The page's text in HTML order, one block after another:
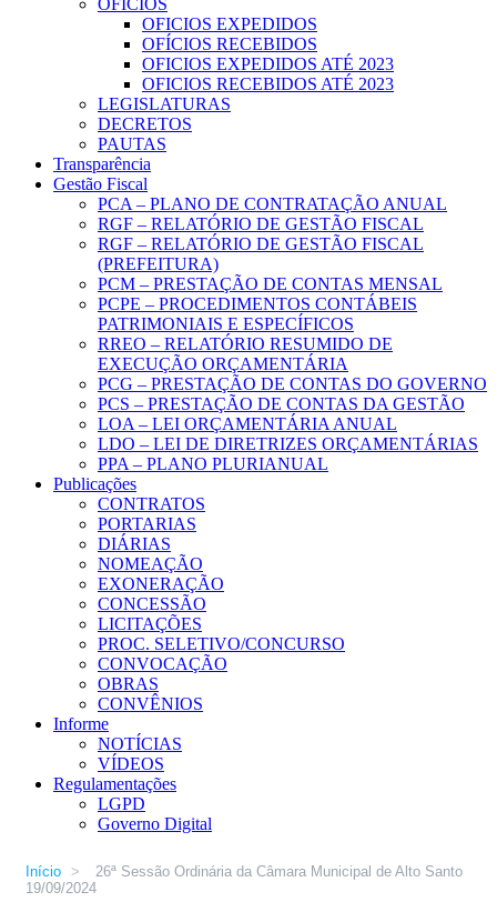
OFICIOS
OFICIOS EXPEDIDOS
OFÍCIOS RECEBIDOS
OFICIOS EXPEDIDOS ATÉ 2023
OFICIOS RECEBIDOS ATÉ 2023
LEGISLATURAS
DECRETOS
PAUTAS
Transparência
Gestão Fiscal
PCA – PLANO DE CONTRATAÇÃO ANUAL
RGF – RELATÓRIO DE GESTÃO FISCAL
RGF – RELATÓRIO DE GESTÃO FISCAL
(PREFEITURA)
PCM – PRESTAÇÃO DE CONTAS MENSAL
PCPE – PROCEDIMENTOS CONTÁBEIS
PATRIMONIAIS E ESPECÍFICOS
RREO – RELATÓRIO RESUMIDO DE
EXECUÇÃO ORÇAMENTÁRIA
PCG – PRESTAÇÃO DE CONTAS DO GOVERNO
PCS – PRESTAÇÃO DE CONTAS DA GESTÃO
LOA – LEI ORÇAMENTÁRIA ANUAL
LDO – LEI DE DIRETRIZES ORÇAMENTÁRIAS
PPA – PLANO PLURIANUAL
Publicações
CONTRATOS
PORTARIAS
DIÁRIAS
NOMEAÇÃO
EXONERAÇÃO
CONCESSÃO
LICITAÇÕES
PROC. SELETIVO/CONCURSO
CONVOCAÇÃO
OBRAS
CONVÊNIOS
Informe
NOTÍCIAS
VÍDEOS
Regulamentações
LGPD
Governo Digital
Início >
26ª Sessão Ordinária da Câmara Municipal de Alto Santo
19/09/2024